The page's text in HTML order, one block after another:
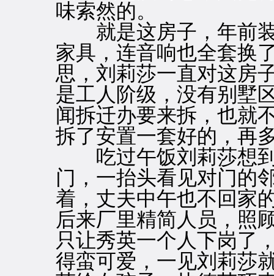
味索然的。
就是这房子，年前装
家具，连音响也全套换
思，刘莉莎一直对这房
是工人阶级，没有别墅
闻拆迁办要来拆，也就
拆了安置一套好的，再
吃过午饭刘莉莎想到
门，一抬头看见对门的
着，丈夫中午也不回家
后来厂里精简人员，照
只让秀英一个人下岗了
得蛮可爱，一见刘莉莎